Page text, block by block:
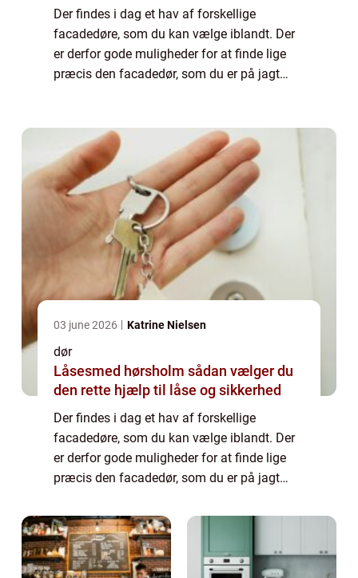
Der findes i dag et hav af forskellige
facadedøre, som du kan vælge iblandt. Der
er derfor gode muligheder for at finde lige
præcis den facadedør, som du er på jagt
03 june 2026 Katrine Nielsen
dør
Låsesmed hørsholm sådan vælger du
den rette hjælp til låse og sikkerhed
Der findes i dag et hav af forskellige
facadedøre, som du kan vælge iblandt. Der
er derfor gode muligheder for at finde lige
præcis den facadedør, som du er på jagt
hvilke overvejelser du kan gøre for a...